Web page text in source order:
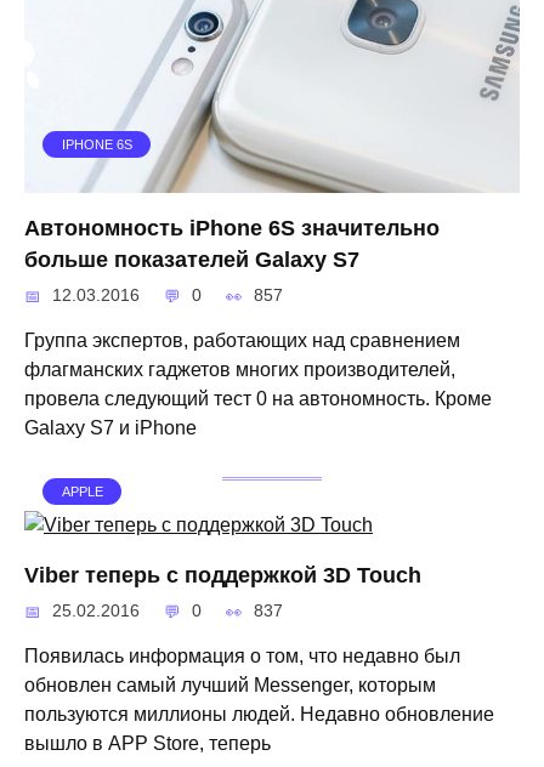
IPHONE 6S
Автономность iPhone 6S значительно
больше показателей Galaxy S7
12.03.2016 0 857
Группа экспертов, работающих над сравнением
флагманских гаджетов многих производителей,
провела следующий тест 0 на автономность. Кроме
Galaxy S7 и iPhone
APPLE
Viber теперь с поддержкой 3D Touch
25.02.2016 0 837
Появилась информация о том, что недавно был
обновлен самый лучший Messenger, которым
пользуются миллионы людей. Недавно обновление
вышло в APP Store, теперь